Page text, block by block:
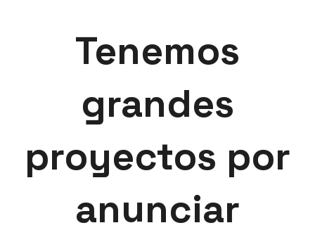
Tenemos
grandes
proyectos por
anunciar